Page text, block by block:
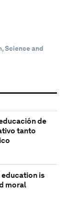
Science and
de
tanto
education is
moral